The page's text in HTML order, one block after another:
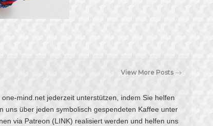
View More Posts
mind.net jederzeit unterstützen, indem Sie helfen
uns über jeden symbolisch gespendeten Kaffee unter
via Patreon (LINK) realisiert werden und helfen uns